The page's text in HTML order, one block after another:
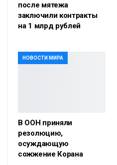
после мятежа
заключили контракты
на 1 млрд рублей
НОВОСТИ МИРА
В ООН приняли
резолюцию,
осуждающую
сожжение Корана